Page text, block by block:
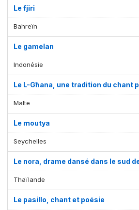
Le fjiri
Bahreïn
Le gamelan
Indonésie
Le L-Għana, une tradition du chant
Malte
Le moutya
Seychelles
Le nora, drame dansé dans le sud
Thaïlande
Le pasillo, chant et poésie